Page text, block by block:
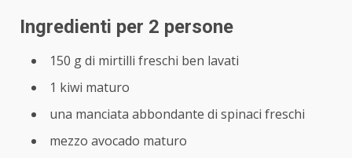
Ingredienti per 2 persone
150 g di mirtilli freschi ben lavati
1 kiwi maturo
una manciata abbondante di spinaci freschi
mezzo avocado maturo